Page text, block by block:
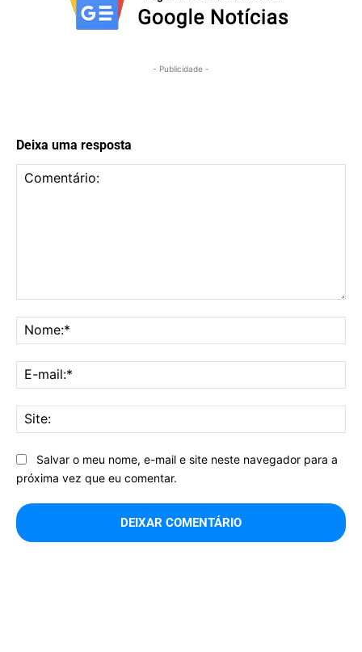
- Publicidade -
Deixa uma resposta
Salvar o meu nome, e-mail e site neste navegador para a
próxima vez que eu comentar.